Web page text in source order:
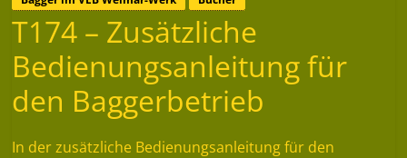
T174 – Zusätzliche
Bedienungsanleitung für
den Baggerbetrieb
In der zusätzliche Bedienungsanleitung für den